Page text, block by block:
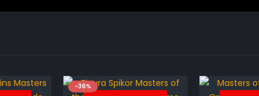
-36%